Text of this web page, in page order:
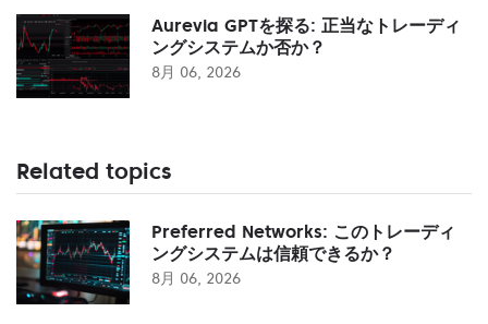
Aurevia GPTを探る: 正当なトレーディ
ングシステムか否か？
8月 06, 2026
Related topics
Preferred Networks: このトレーディ
ングシステムは信頼できるか？
8月 06, 2026